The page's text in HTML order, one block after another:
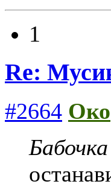
1
Re:
#2664 Око